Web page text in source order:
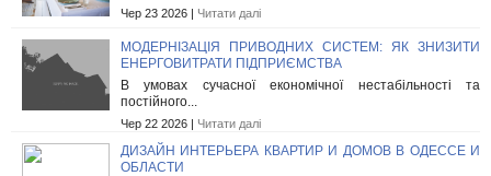
Чер 23 2026 | Читати далі
МОДЕРНІЗАЦІЯ ПРИВОДНИХ СИСТЕМ: ЯК ЗНИЗИТИ
ЕНЕРГОВИТРАТИ ПІДПРИЄМСТВА
В умовах сучасної економічної нестабільності та
постійного...
Чер 22 2026 | Читати далі
ДИЗАЙН ИНТЕРЬЕРА КВАРТИР И ДОМОВ В ОДЕССЕ И
ОБЛАСТИ